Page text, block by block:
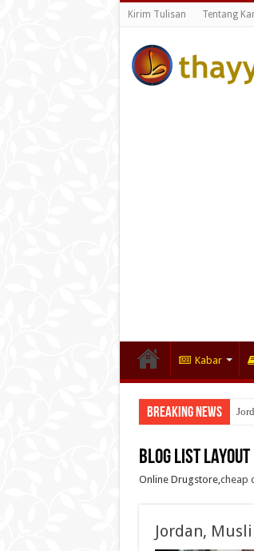
Kirim Tulisan Tentang
Kabar
Breaking News
Blog List Layout
Online Drugstore,cheap
Jordan,